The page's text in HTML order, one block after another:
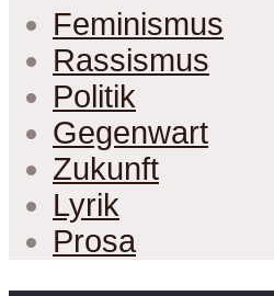
Feminismus
Rassismus
Politik
Gegenwart
Zukunft
Lyrik
Prosa